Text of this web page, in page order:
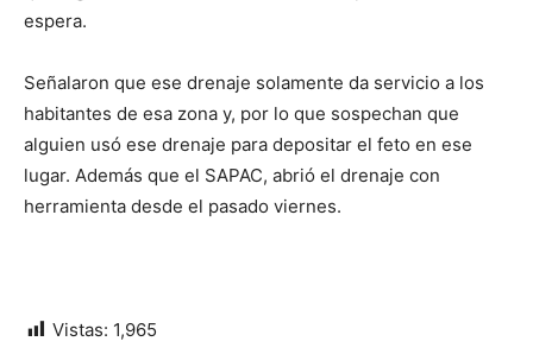
espera.
Señalaron que ese drenaje solamente da servicio a los
habitantes de esa zona y, por lo que sospechan que
alguien usó ese drenaje para depositar el feto en ese
lugar. Además que el SAPAC, abrió el drenaje con
herramienta desde el pasado viernes.
Vistas: 1,965